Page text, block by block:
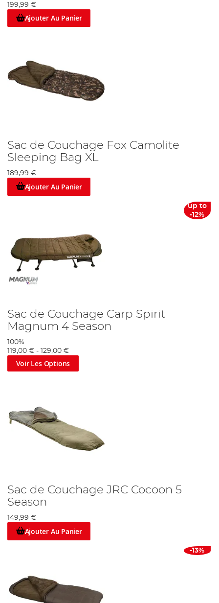
199,99 €
Ajouter Au Panier
Sac de Couchage Fox Camolite
Sleeping Bag XL
189,99 €
Ajouter Au Panier
up to
-12%
Sac de Couchage Carp Spirit
Magnum 4 Season
100%
119,00 € - 129,00 €
Voir Les Options
Sac de Couchage JRC Cocoon 5
Season
149,99 €
Ajouter Au Panier
-13%